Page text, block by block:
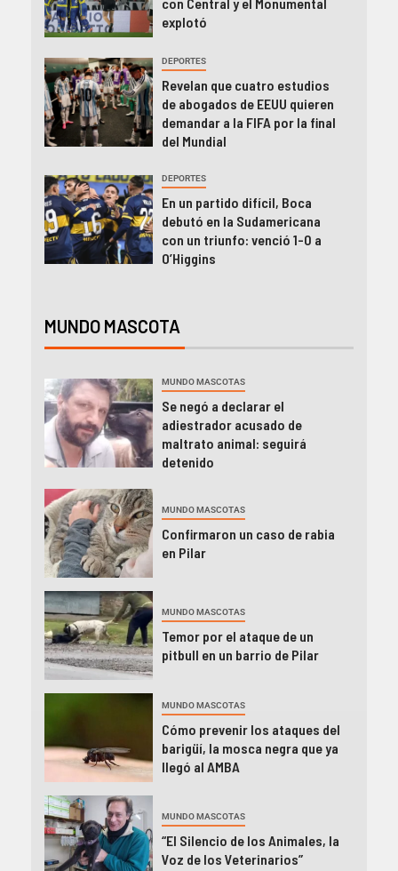
explotó
DEPORTES
Revelan que cuatro estudios
de abogados de EEUU quieren
demandar a la FIFA por la final
del Mundial
DEPORTES
En un partido difícil, Boca
debutó en la Sudamericana
con un triunfo: venció 1-0 a
O’Higgins
MUNDO MASCOTA
MUNDO MASCOTAS
Se negó a declarar el
adiestrador acusado de
maltrato animal: seguirá
detenido
MUNDO MASCOTAS
Confirmaron un caso de rabia
en Pilar
MUNDO MASCOTAS
Temor por el ataque de un
pitbull en un barrio de Pilar
MUNDO MASCOTAS
Cómo prevenir los ataques del
barigüí, la mosca negra que ya
llegó al AMBA
MUNDO MASCOTAS
“El Silencio de los Animales, la
Voz de los Veterinarios”